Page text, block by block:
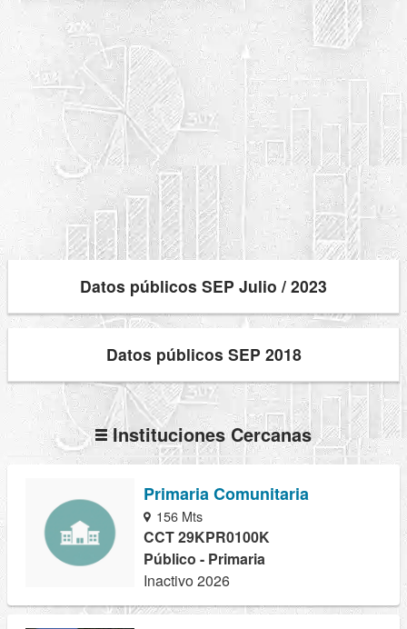
Datos públicos SEP Julio / 2023
Datos públicos SEP 2018
Instituciones Cercanas
Primaria Comunitaria
156 Mts
CCT 29KPR0100K
Público - Primaria
Inactivo 2026